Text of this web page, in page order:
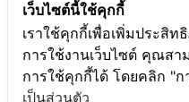
เว็บไซต์นี้ใช้คุกกี้
เราใช้คุกกี้เพื่อเพิ่มประสิ
การใช้งานเว็บไซต์ คุณสา
การใช้คุกกี้ได้ โดยคลิก "
เป็นส่วนตัว